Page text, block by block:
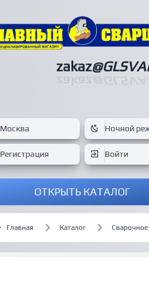
zakaz
Москва Ночной
Регистрация Войти
ОТКРЫТЬ КАТАЛОГ
Главная Каталог